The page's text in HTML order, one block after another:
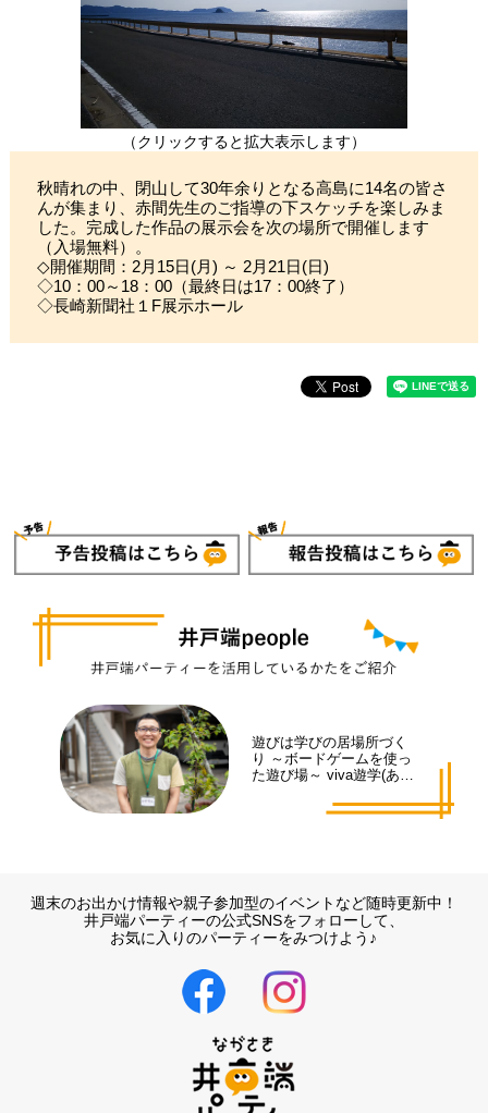
（クリックすると拡大表示します）
秋晴れの中、閉山して30年余りとなる高島に14名の皆さ
んが集まり、赤間先生のご指導の下スケッチを楽しみま
した。完成した作品の展示会を次の場所で開催します
（入場無料）。
◇開催期間：2月15日(月) ～ 2月21日(日)
◇10：00～18：00（最終日は17：00終了）
◇長崎新聞社１F展示ホール
遊びは学びの居場所づく
り ～ボードゲームを使っ
た遊び場～ viva遊学(あそ
週末のお出かけ情報や親子参加型のイベントなど随時更新中！
井戸端パーティーの公式SNSをフォローして、
お気に入りのパーティーをみつけよう♪